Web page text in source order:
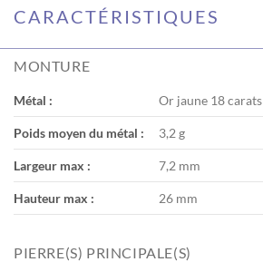
CARACTÉRISTIQUES
MONTURE
Métal : Or jaune 18 carats
Poids moyen du métal : 3,2 g
Largeur max : 7,2 mm
Hauteur max : 26 mm
PIERRE(S) PRINCIPALE(S)